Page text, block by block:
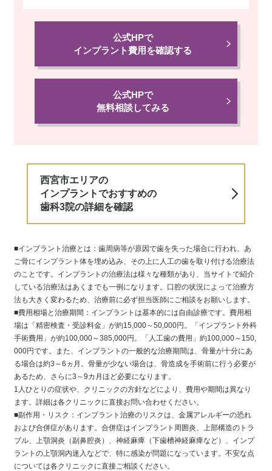
公式HPで
インプラント費用を確認する
公式HPで
無料相談してみる
西宮市エリアの
インプラントでおすすめの
歯科3院の詳細を確認
■インプラント治療とは：歯周病等が原因で歯を失った場合に行われ、あ
ご骨にインプラント体を埋め込み、その上に人工の歯を取り付ける治療法
のことです。インプラントの治療法は様々な種類があり、当サイトで紹介
している治療法はあくまでも一例になります。口腔の状況によって治療方
法も大きく変わるため、治療前に必ず担当医師にご相談をお願いします。
■費用相場と治療期間：インプラントは基本的には自由診療です。費用相
場は「精密検査・受診料金」が約15,000～50,000円。「インプラント外科
手術費用」が約100,000～385,000円。「人工歯の費用」約100,000～150,
000円です。また、インプラントの一般的な治療期間は、骨量が十分にあ
る場合は約3～6ヵ月。骨量が少ない場合は、骨造成を手術前に行う必要が
あるため、さらに3～9カ月ほど必要になります。
1人ひとりの症状や、クリニックの方針などにより、費用や期間は異なり
ます。詳細は各クリニックに直接お問い合わせください。
■副作用・リスク：インプラント治療のリスクは、金属アレルギーの恐れ
および合併症があります。合併症はインプラント周囲炎、上部構造のトラ
ブル、上顎洞炎（副鼻腔炎）、神経麻痺（下歯槽神経麻痺など）、インプ
ラントの上顎洞内迷入などで、特に感染が問題になっています。不安な点
については各クリニックに直接ご相談ください。